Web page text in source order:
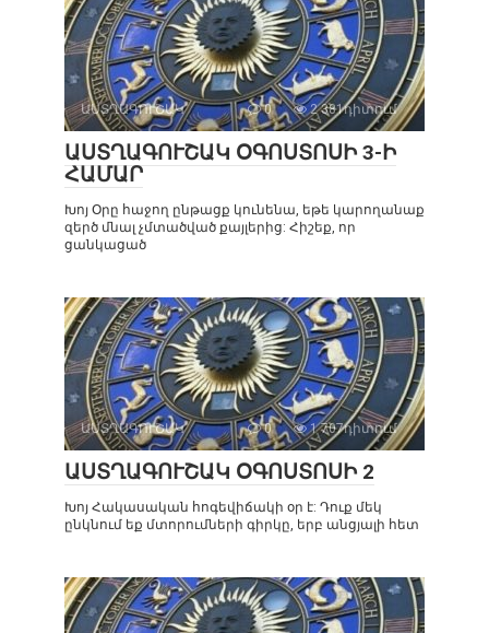
ԱՍՏՂԱԳՈՒՇԱԿ 0 2 381դիտում
ԱՍՏՂԱԳՈՒՇԱԿ ՕԳՈՍՏՈՍԻ 3-Ի
ՀԱՄԱՐ
Խոյ Օրը հաջող ընթացք կունենա, եթե կարողանաք
զերծ մնալ չմտածված քայլերից: Հիշեք, որ
ցանկացած
ԱՍՏՂԱԳՈՒՇԱԿ 0 1 707դիտում
ԱՍՏՂԱԳՈՒՇԱԿ ՕԳՈՍՏՈՍԻ 2
Խոյ Հակասական հոգեվիճակի օր է: Դուք մեկ
ընկնում եք մտորումների գիրկը, երբ անցյալի հետ